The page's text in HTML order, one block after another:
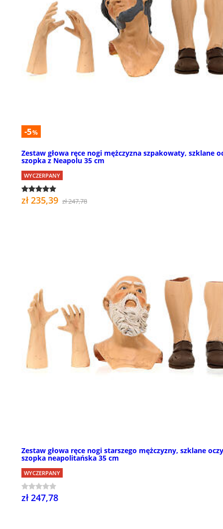
-5%
Zestaw głowa ręce nogi mężczyzna szpakowaty, szklane
szopka z Neapolu 35 cm
WYCZERPANY
zł 235,39 zł 247,78
Zestaw głowa ręce nogi starszego mężczyzny, szklane
szopka neapolitańska 35 cm
WYCZERPANY
zł 247,78